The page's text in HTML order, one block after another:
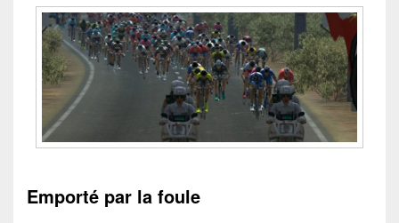
Emporté par la foule